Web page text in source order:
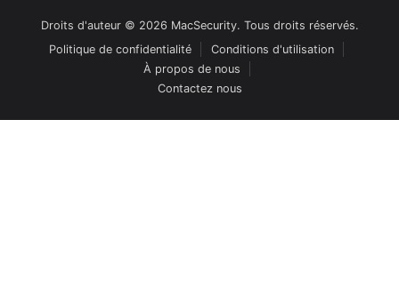
Droits d'auteur © 2026 MacSecurity. Tous droits réservés.
Politique de confidentialité
Conditions d'utilisation
À propos de nous
Contactez nous